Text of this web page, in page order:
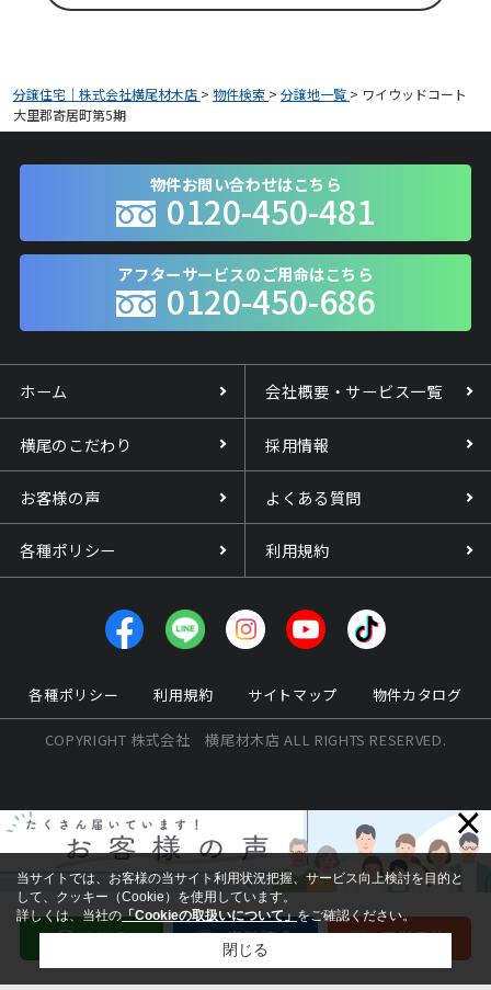
分譲住宅｜株式会社横尾材木店 > 物件検索 > 分譲地一覧 > ワイウッドコート
大里郡寄居町第5期
物件お問い合わせはこちら
0120-450-481
アフターサービスのご用命はこちら
0120-450-686
ホーム 会社概要・サービス一覧
横尾のこだわり 採用情報
お客様の声 よくある質問
各種ポリシー 利用規約
各種ポリシー 利用規約 サイトマップ 物件カタログ
COPYRIGHT 株式会社 横尾材木店 ALL RIGHTS RESERVED.
×
当サイトでは、お客様の当サイト利用状況把握、サービス向上検討を目的と
して、クッキー（Cookie）を使用しています。
詳しくは、当社の「Cookieの取扱いについて」をご確認ください。
閉じる